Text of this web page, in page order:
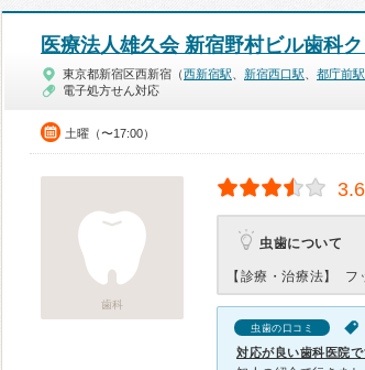
医療法人雄久会 新宿野村ビル歯科
東京都新宿区西新宿（西新宿駅 新宿西口駅 都庁前駅
電子処方せん対応
土曜（〜17:00）
歯科
虫歯について
【診療・治療法】 フ
虫歯の口コミ
対応が良い歯科医院